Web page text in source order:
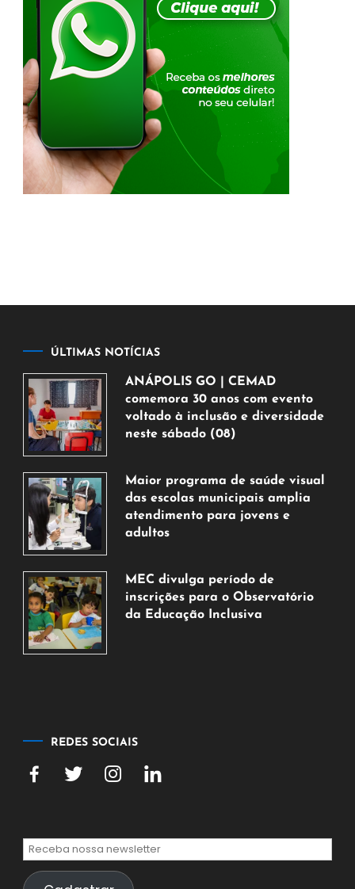
ÚLTIMAS NOTÍCIAS
ANÁPOLIS GO | CEMAD
comemora 30 anos com evento
voltado à inclusão e diversidade
neste sábado (08)
de
agosto
de
2026
Maior programa de saúde visual
das escolas municipais amplia
atendimento para jovens e
adultos
de
agosto
de
MEC divulga período de
inscrições para o Observatório
da Educação Inclusiva
REDES SOCIAIS